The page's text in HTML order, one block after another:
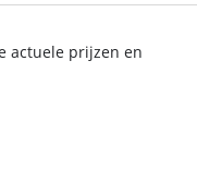
actuele prijzen en